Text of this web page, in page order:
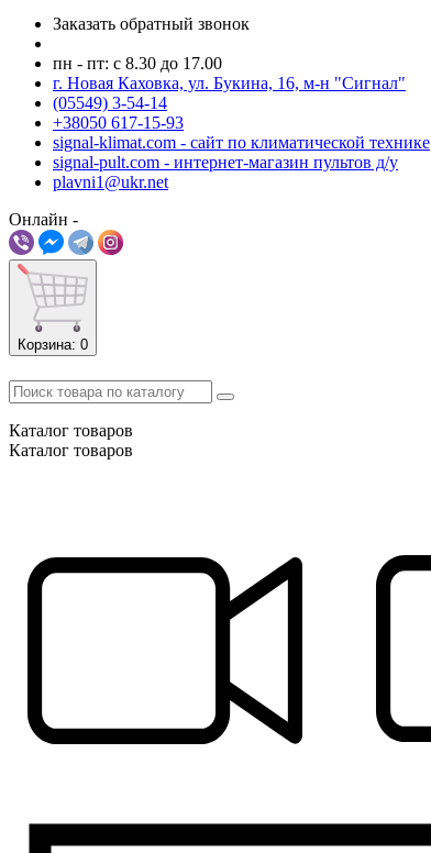
Заказать обратный звонок
пн - пт: с 8.30 до 17.00
г. Новая Каховка, ул. Букина, 16, м-н "Сигнал"
(05549) 3-54-14
+38050 617-15-93
signal-klimat.com - сайт по климатической технике
signal-pult.com - интернет-магазин пультов д/у
plavni1@ukr.net
Онлайн -
Корзина: 0
Каталог товаров
Каталог товаров